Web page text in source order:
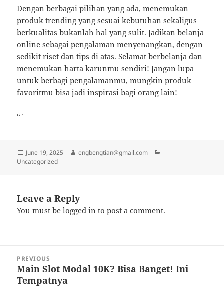
Dengan berbagai pilihan yang ada, menemukan
produk trending yang sesuai kebutuhan sekaligus
berkualitas bukanlah hal yang sulit. Jadikan belanja
online sebagai pengalaman menyenangkan, dengan
sedikit riset dan tips di atas. Selamat berbelanja dan
menemukan harta karunmu sendiri! Jangan lupa
untuk berbagi pengalamanmu, mungkin produk
favoritmu bisa jadi inspirasi bagi orang lain!
“`
Posted
on
June 19, 2025 Author
engbengtian@gmail.com
Uncategorized
Leave a Reply
You must belogged in to post a comment.
navigation
PREVIOUS
Previous
post:
Main Slot Modal 10K? Bisa Banget! Ini
Tempatnya